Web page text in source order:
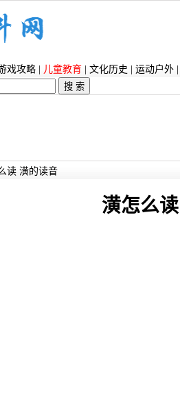
戏攻略| 儿童教育| 文化历史 运动户外|
读 潢的读音
潢怎么